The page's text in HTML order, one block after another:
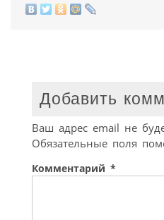
Добавить
Ваш адрес email не
Обязательные поля
Комментарий *